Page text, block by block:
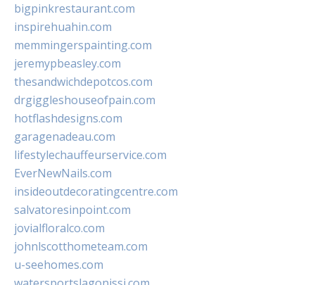
bigpinkrestaurant.com
inspirehuahin.com
memmingerspainting.com
jeremypbeasley.com
thesandwichdepotcos.com
drgiggleshouseofpain.com
hotflashdesigns.com
garagenadeau.com
lifestylechauffeurservice.com
EverNewNails.com
insideoutdecoratingcentre.com
salvatoresinpoint.com
jovialfloralco.com
johnlscotthometeam.com
u-seehomes.com